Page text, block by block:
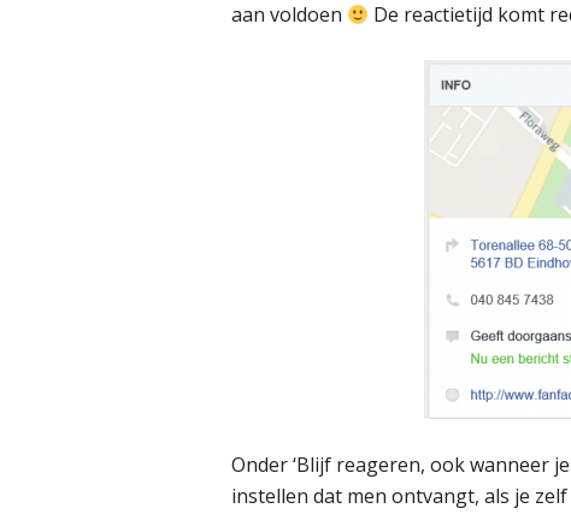
aan voldoen
De reactietijd komt
Onder ‘Blijf reageren, ook wanneer
instellen dat men ontvangt, als je